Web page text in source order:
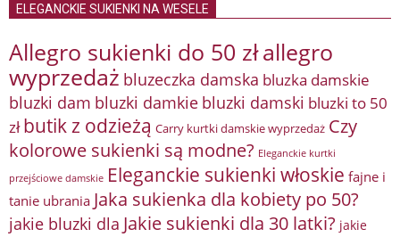
ELEGANCKIE SUKIENKI NA WESELE
Allegro sukienki do 50 złallegro
wyprzedaż bluzeczka damska bluzka damskie
bluzki dam bluzki damkie bluzki damski bluzki to 50
zł butik z odzieżą Carry kurtki damskie wyprzedaż Czy
kolorowe sukienki są modne? Eleganckie kurtki
przejściowe damskie Eleganckie sukienki włoskie fajne i
tanie ubrania Jaka sukienka dla kobiety po 50?
jakie bluzki dla Jakie sukienki dla 30 latki? jakie